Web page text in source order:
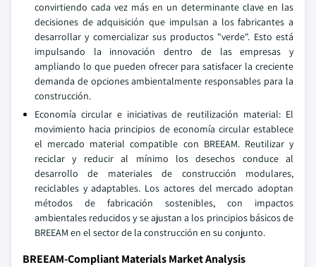
convirtiendo cada vez más en un determinante clave en las
decisiones de adquisición que impulsan a los fabricantes a
desarrollar y comercializar sus productos "verde". Esto está
impulsando la innovación dentro de las empresas y
ampliando lo que pueden ofrecer para satisfacer la creciente
demanda de opciones ambientalmente responsables para la
construcción.
Economía circular e iniciativas de reutilización material: El
movimiento hacia principios de economía circular establece
el mercado material compatible con BREEAM. Reutilizar y
reciclar y reducir al mínimo los desechos conduce al
desarrollo de materiales de construcción modulares,
reciclables y adaptables. Los actores del mercado adoptan
métodos de fabricación sostenibles, con impactos
ambientales reducidos y se ajustan a los principios básicos de
BREEAM en el sector de la construcción en su conjunto.
BREEAM-Compliant Materials Market Analysis